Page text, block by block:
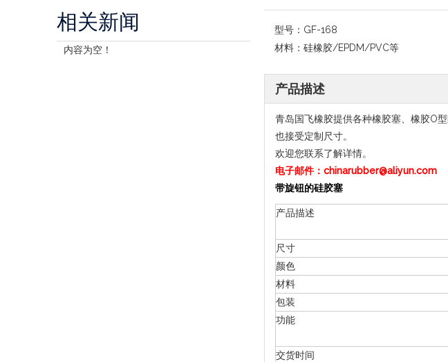
相关新闻
内容为空！
型号： GF-168
材料： 硅橡胶/EPDM/PVC等
产品描述
青岛国飞橡胶提供各种橡胶塞、橡胶O
也接受定制尺寸。
欢迎您联系了解详情。
电子邮件：chinarubber@aliyun.com
带旋钮的硅胶塞
产品描述
尺寸
颜色
材料
包装
功能
交货时间